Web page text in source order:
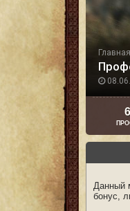
Главная
Данный
бонус,